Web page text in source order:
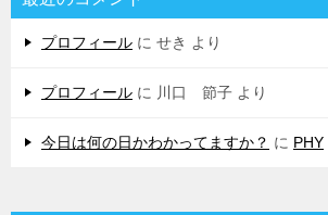
プロフィール に せき より
プロフィール に 川口 節子 より
今日は何の日かわかってますか？ に PHY